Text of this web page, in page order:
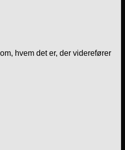
hvem det er, der viderefører